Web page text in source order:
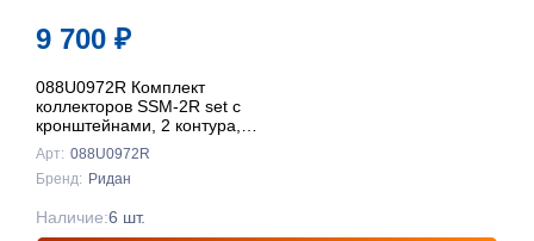
9 700 ₽
088U0972R Комплект
коллекторов SSM-2R set с
кронштейнами, 2 контура,
Ридан
Арт: 088U0972R
Бренд: Ридан
Наличие:6 шт.